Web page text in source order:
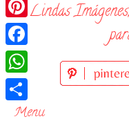
¡ Lindas
Menu
Pinterest
Facebook
WhatsApp
Compartir